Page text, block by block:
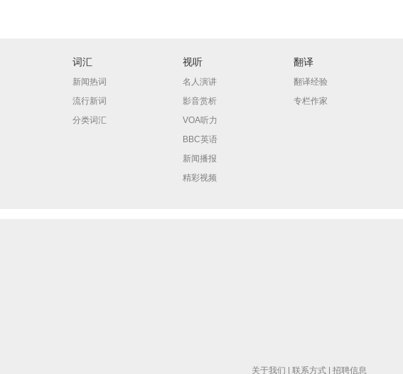
词汇
新闻热词
流行新词
分类词汇
视听
名人演讲
影音赏析
VOA听力
BBC英语
新闻播报
精彩视频
翻译
翻译经验
专栏作家
关于我们 | 联系方式 | 招聘信息